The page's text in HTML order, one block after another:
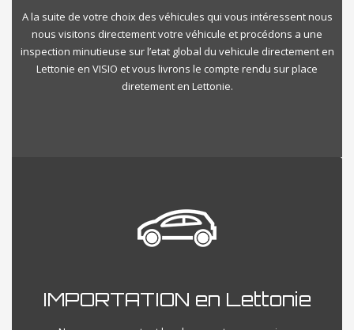
A la suite de votre choix des véhicules qui vous intéressent nous
nous visitons directement votre véhicule et procédons a une
inspection minutieuse sur l’etat global du vehicule directement en
Lettonie en VISIO et vous livrons le compte rendu sur place
diretement en Lettonie.
IMPORTATION en Lettonie